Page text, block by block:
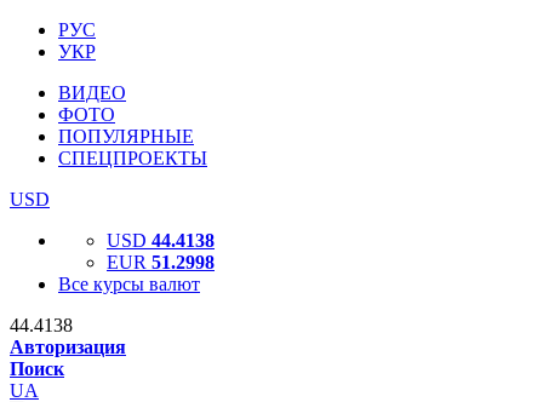
РУС
УКР
ВИДЕО
ФОТО
ПОПУЛЯРНЫЕ
СПЕЦПРОЕКТЫ
USD
USD 44.4138
EUR 51.2998
Все курсы валют
44.4138
Авторизация
Поиск
UA